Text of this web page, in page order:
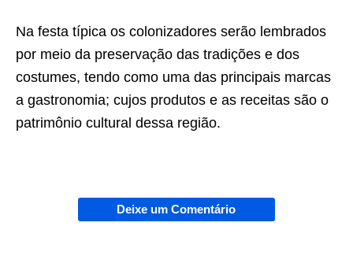
Na festa típica os colonizadores serão lembrados
por meio da preservação das tradições e dos
costumes, tendo como uma das principais marcas
a gastronomia; cujos produtos e as receitas são o
patrimônio cultural dessa região.
Deixe um Comentário